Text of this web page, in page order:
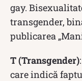
gay.
transgender,
publicarea
T (Transgender)
care indică